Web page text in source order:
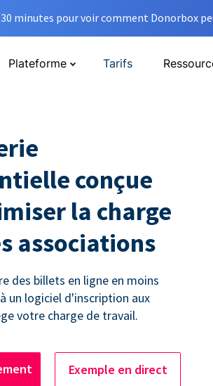
minutes pour voir comment Donorbox
Plateforme Tarifs
conçue
la charge
associations
des billets en ligne en moins
un logiciel d'inscription aux
votre charge de travail.
Exemple en direct